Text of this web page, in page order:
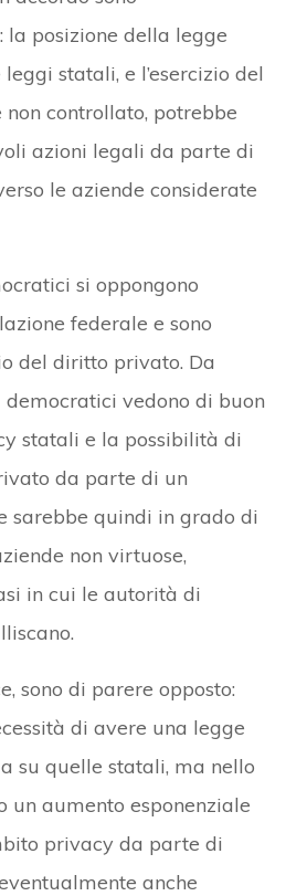
la posizione della legge
statali, e l’esercizio del
controllato, potrebbe
azioni legali da parte di
le aziende considerate
si oppongono
federale e sono
del diritto privato. Da
vedono di buon
statali e la possibilità di
da parte di un
sarebbe quindi in grado di
non virtuose,
in cui le autorità di
sono di parere opposto:
di avere una legge
su quelle statali, ma nello
un aumento esponenziale
privacy da parte di
anche